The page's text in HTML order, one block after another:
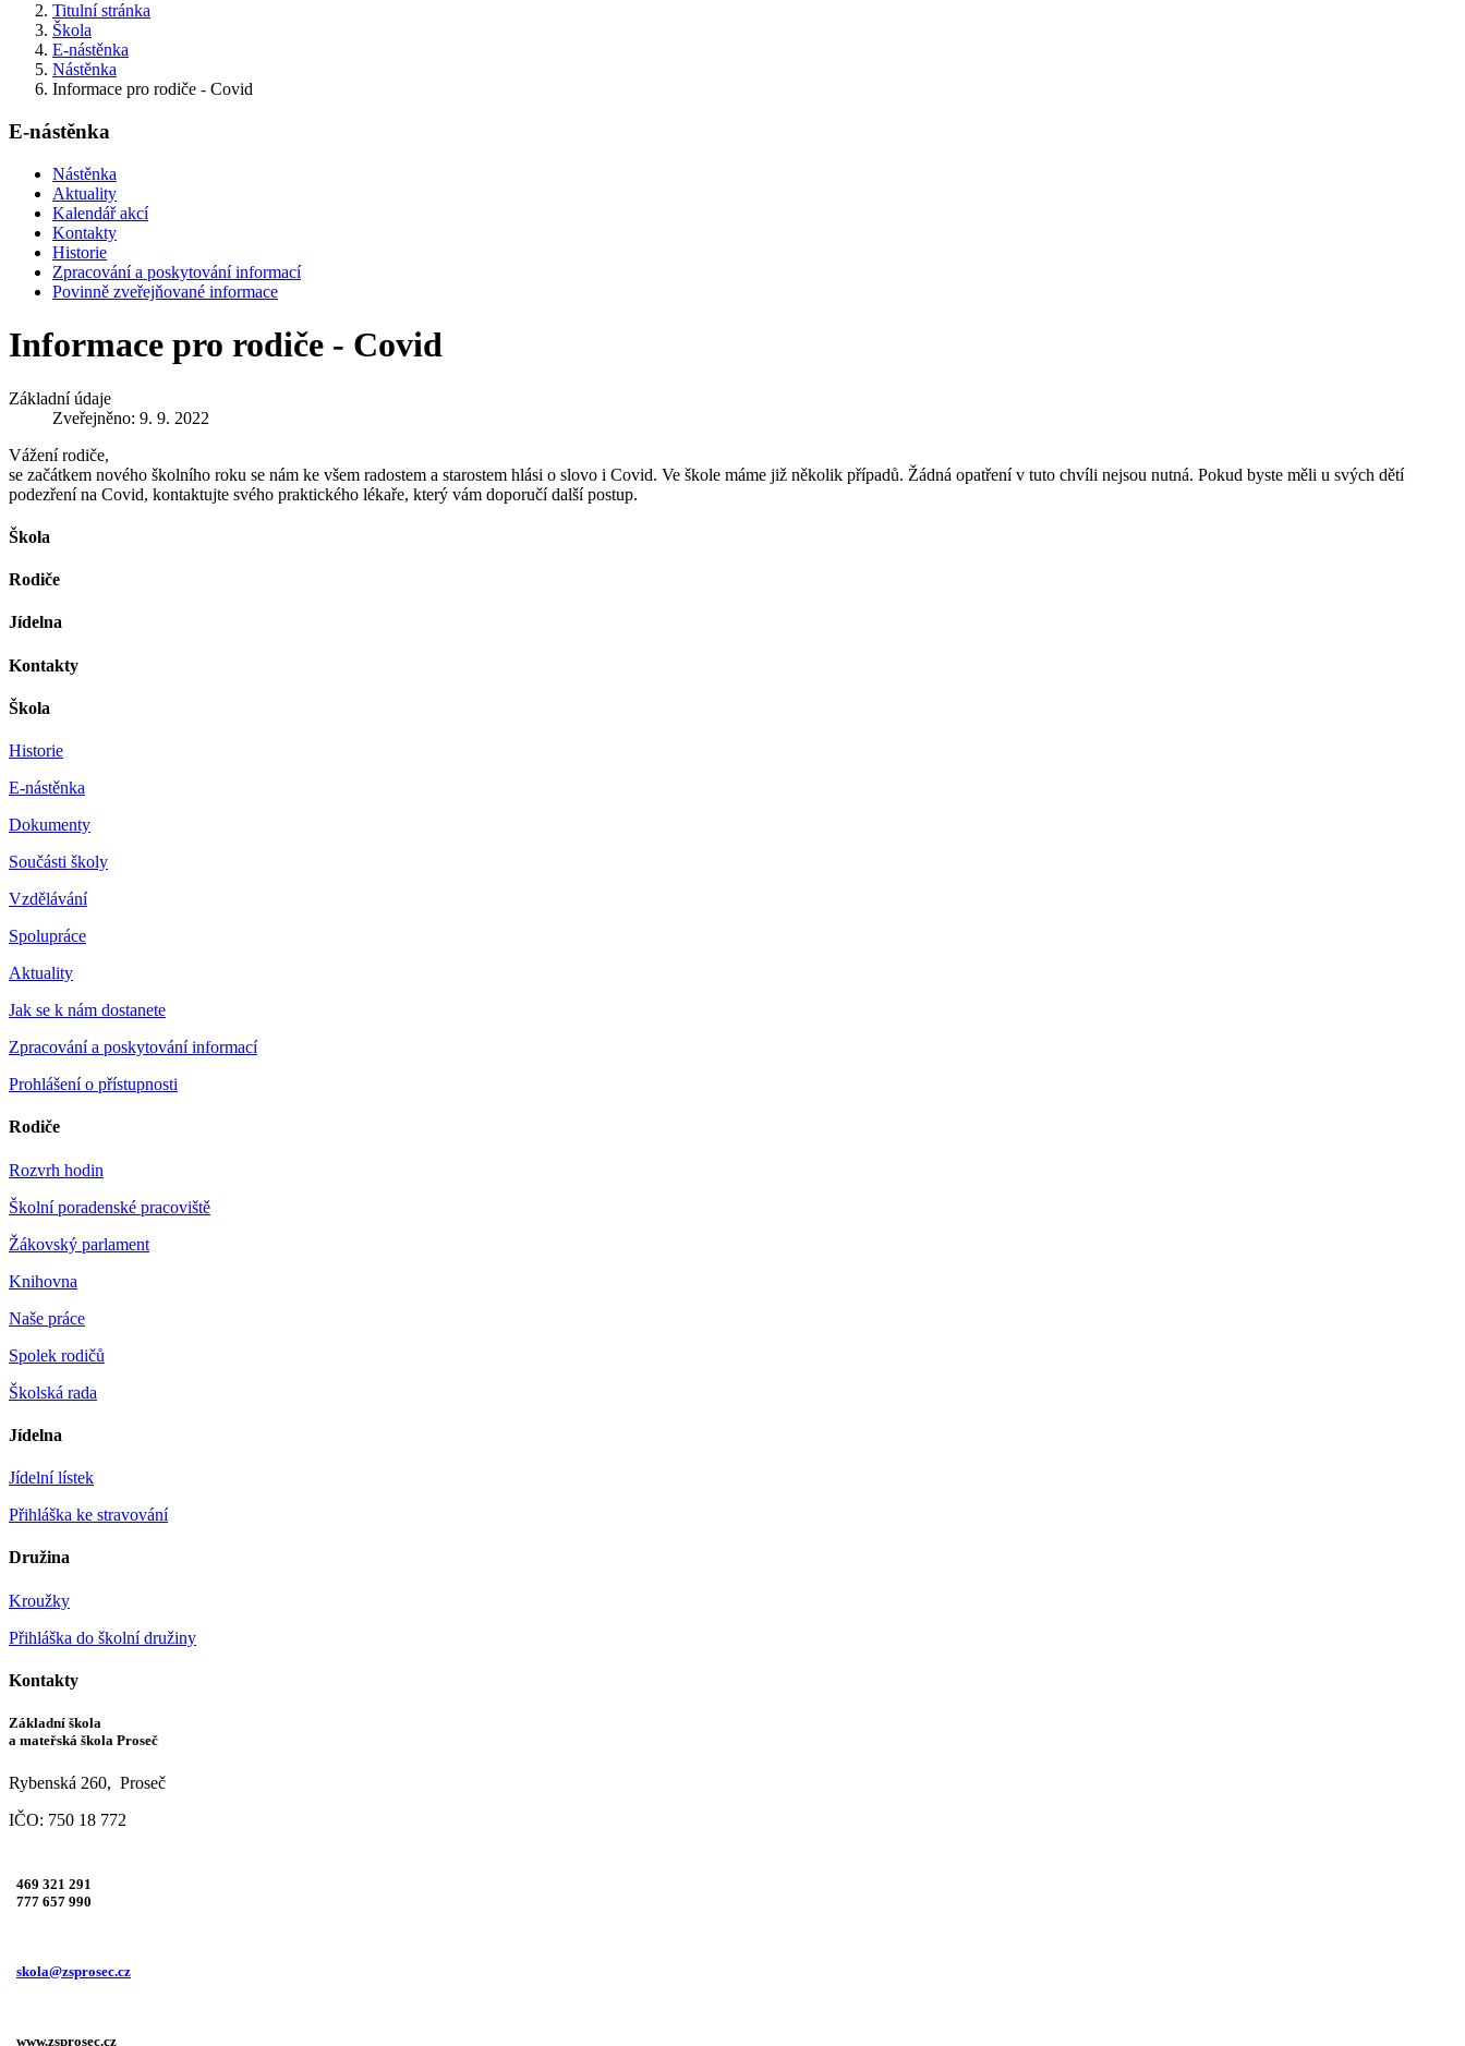
Titulní stránka
Škola
E-nástěnka
Nástěnka
Informace pro rodiče - Covid
E-nástěnka
Nástěnka
Aktuality
Kalendář akcí
Kontakty
Historie
Zpracování a poskytování informací
Povinně zveřejňované informace
Informace pro rodiče - Covid
Základní údaje
Zveřejněno: 9. 9. 2022
Vážení rodiče,
se začátkem nového školního roku se nám ke všem radostem a starostem hlási o slovo i Covid. Ve škole máme již několik případů. Žádná opatření v tuto chvíli nejsou nutná. Pokud byste měli u svých dětí
podezření na Covid, kontaktujte svého praktického lékaře, který vám doporučí další postup.
Škola
Rodiče
Jídelna
Kontakty
Škola
Historie
E-nástěnka
Dokumenty
Součásti školy
Vzdělávání
Spolupráce
Aktuality
Jak se k nám dostanete
Zpracování a poskytování informací
Prohlášení o přístupnosti
Rodiče
Rozvrh hodin
Školní poradenské pracoviště
Žákovský parlament
Knihovna
Naše práce
Spolek rodičů
Školská rada
Jídelna
Jídelní lístek
Přihláška ke stravování
Družina
Kroužky
Přihláška do školní družiny
Kontakty
Základní škola
a mateřská škola Proseč
Rybenská 260, Proseč
IČO: 750 18 772
469 321 291
777 657 990
skola@zsprosec.cz
www.zsprosec.cz